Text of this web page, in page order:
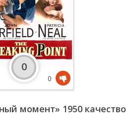
момент» 1950 качество
0
0